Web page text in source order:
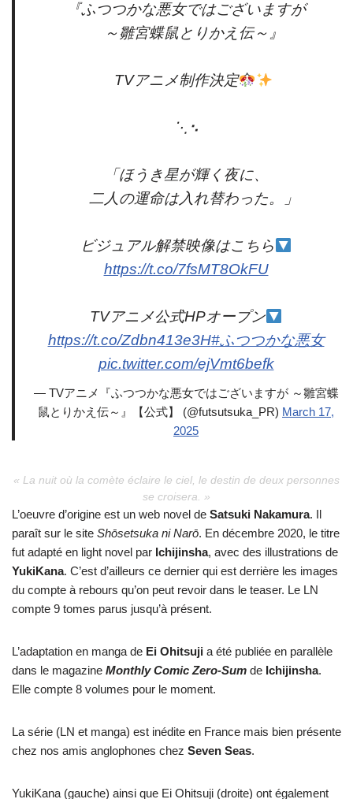
『ふつつかな悪女ではございますが
～雛宮蝶鼠とりかえ伝～』
TVアニメ制作決定
⋱⠢
「ほうき星が輝く夜に、
二人の運命は入れ替わった。」
ビジュアル解禁映像はこちら
https://t.co/7fsMT8OkFU
TVアニメ公式HPオープン
https://t.co/Zdbn413e3H#ふつつかな悪女
pic.twitter.com/ejVmt6befk
— TVアニメ『ふつつかな悪女ではございますが ～雛宮蝶
鼠とりかえ伝～』【公式】 (@futsutsuka_PR) March 17,
2025
« La nuit où la comète éclaire le ciel, le destin de deux personnes
se croisera. »
L’oeuvre d’origine est un web novel de Satsuki Nakamura. Il
paraît sur le site Shōsetsuka ni Narō. En décembre 2020, le titre
fut adapté en light novel par Ichijinsha, avec des illustrations de
YukiKana. C’est d’ailleurs ce dernier qui est derrière les images
du compte à rebours qu’on peut revoir dans le teaser. Le LN
compte 9 tomes parus jusqu’à présent.
L’adaptation en manga de Ei Ohitsuji a été publiée en parallèle
dans le magazine Monthly Comic Zero-Sum de Ichijinsha.
Elle compte 8 volumes pour le moment.
La série (LN et manga) est inédite en France mais bien présente
chez nos amis anglophones chez Seven Seas.
YukiKana (gauche) ainsi que Ei Ohitsuji (droite) ont également